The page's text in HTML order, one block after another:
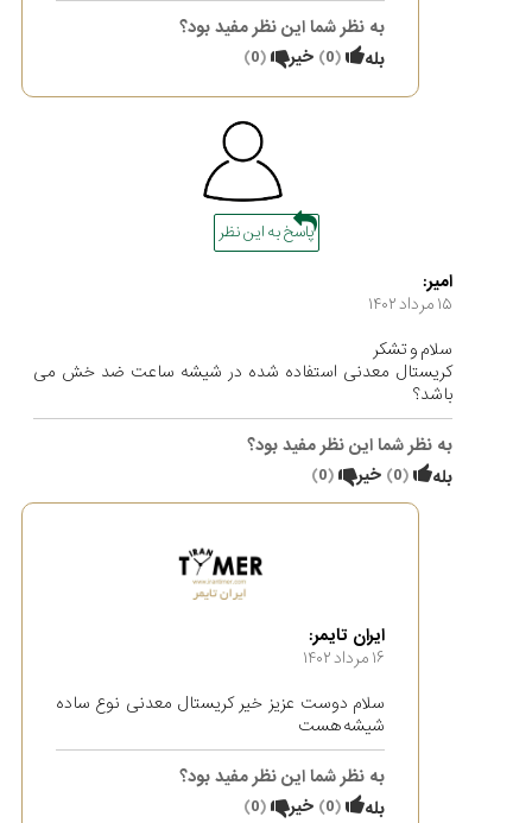
به نظر شما این نظر مفید بود؟
بله
(
0
) خیر (
0
)
پاسخ به این نظر
امیر:
۱۵ مرداد ۱۴۰۲
سلام و تشکر
کریستال معدنی استفاده شده در شیشه ساعت ضد خش می
باشد؟
به نظر شما این نظر مفید بود؟
بله
(
0
) خیر (
0
)
ایران تایمر:
۱۶ مرداد ۱۴۰۲
سلام دوست عزیز خیر کریستال معدنی نوع ساده
شیشه هست
به نظر شما این نظر مفید بود؟
بله
(
0
) خیر (
0
)